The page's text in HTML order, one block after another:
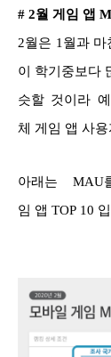
# 2월 게임 앱
2월은 1월과
이 학기중보다
슷할 것이라
체 게임 앱 사
아래는
임 앱 TOP 10